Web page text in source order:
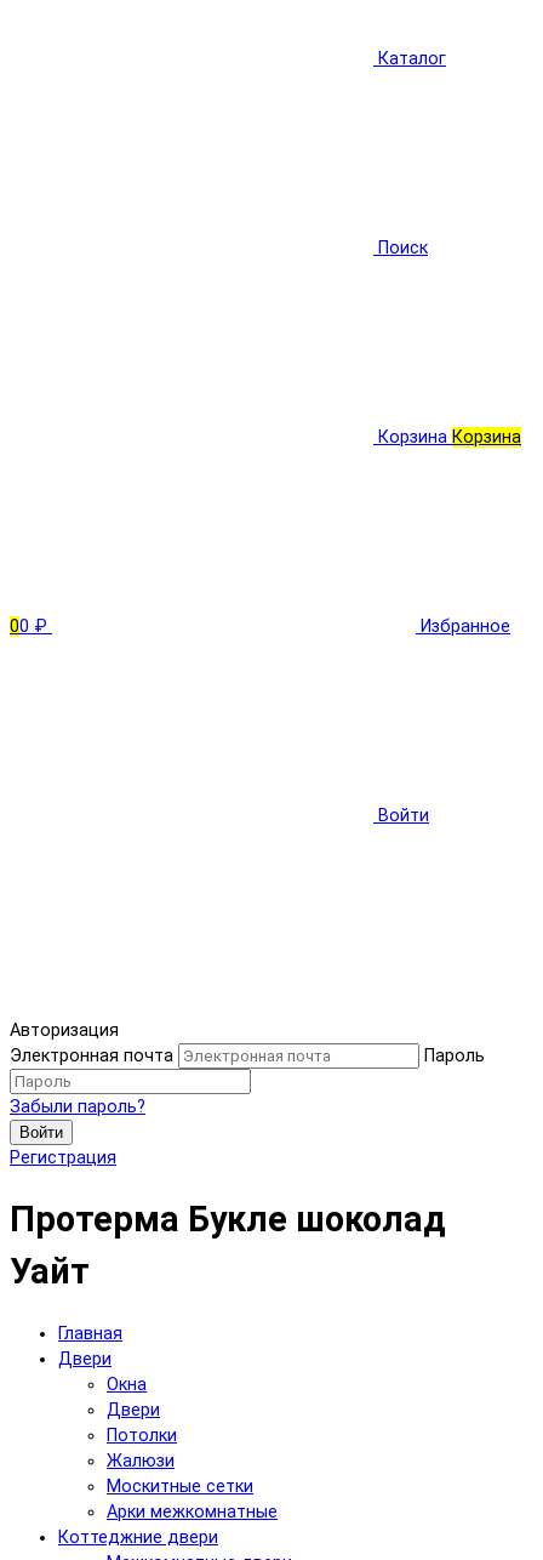
Каталог
Поиск
Корзина Корзина
00 ₽ Избранное
Войти
Авторизация
Электронная почта
Пароль
Забыли пароль?
Войти
Регистрация
Протерма Букле шоколад
Уайт
Главная
Двери
Окна
Двери
Потолки
Жалюзи
Москитные сетки
Арки межкомнатные
Коттеджние двери